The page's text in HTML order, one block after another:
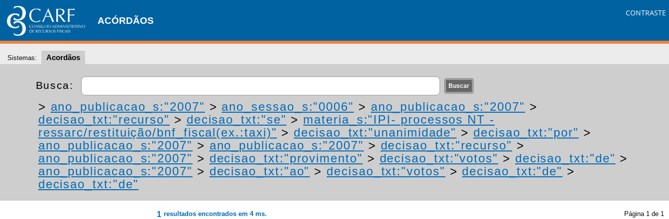
ACÓRDÃOS
CONTRASTE
Sistemas: Acordãos
Busca:
> ano_publicacao_s:"2007" > ano_sessao_s:"0006" > ano_publicacao_s:"2007" >
decisao_txt:"recurso" > decisao_txt:"se" > materia_s:"IPI- processos NT -
ressarc/restituição/bnf_fiscal(ex.:taxi)" > decisao_txt:"unanimidade" > decisao_txt:"por" >
ano_publicacao_s:"2007" > ano_publicacao_s:"2007" > decisao_txt:"recurso" >
ano_publicacao_s:"2007" > decisao_txt:"provimento" > decisao_txt:"votos" > decisao_txt:"de" >
ano_publicacao_s:"2007" > decisao_txt:"ao" > decisao_txt:"votos" > decisao_txt:"de" >
decisao_txt:"de"
1 resultados encontrados em 4 ms. Página 1 de 1